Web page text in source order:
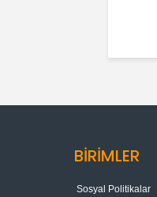
BİRİMLER
Sosyal Politikalar